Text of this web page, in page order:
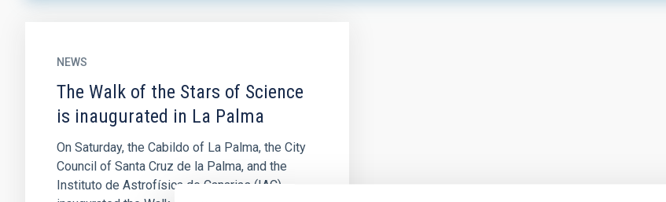
NEWS
The Walk of the Stars of Science
is inaugurated in La Palma
On Saturday, the Cabildo of La Palma, the City
Council of Santa Cruz de la Palma, and the
Instituto de Astrofísica de Canarias (IAC)